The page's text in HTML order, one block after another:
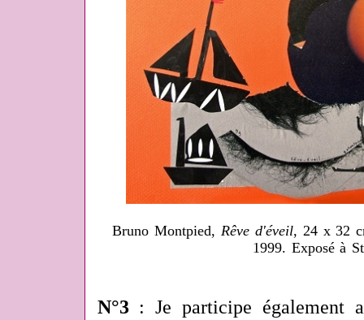
Bruno Montpied,Rêve d'éveil, 24 x 32
1999. Exposé à
N°3: Je participe également